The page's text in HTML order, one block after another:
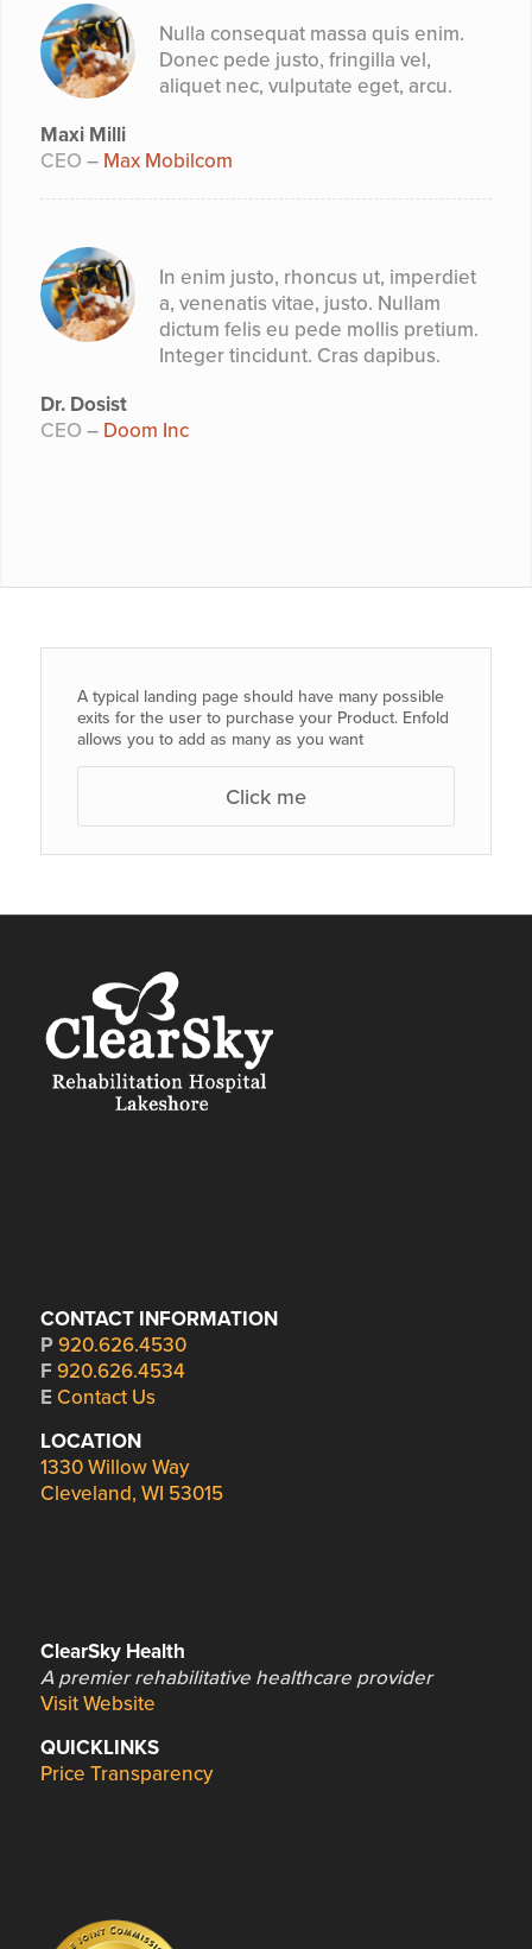
Nulla consequat massa quis enim.
Donec pede justo, fringilla vel,
aliquet nec, vulputate eget, arcu.
Maxi Milli
CEO – Max Mobilcom
In enim justo, rhoncus ut, imperdiet
a, venenatis vitae, justo. Nullam
dictum felis eu pede mollis pretium.
Integer tincidunt. Cras dapibus.
Dr. Dosist
CEO – Doom Inc
A typical landing page should have many possible
exits for the user to purchase your Product. Enfold
allows you to add as many as you want
Click me
CONTACT INFORMATION
P 920.626.4530
F 920.626.4534
E Contact Us
LOCATION
1330 Willow Way
Cleveland, WI 53015
ClearSky Health
A premier rehabilitative healthcare provider
Visit Website
QUICKLINKS
Price Transparency